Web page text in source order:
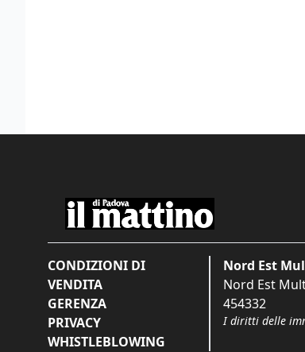
CONDIZIONI DI
VENDITA
GERENZA
PRIVACY
WHISTLEBLOWING
Nord Est
Nord Est
454332
I diritti delle